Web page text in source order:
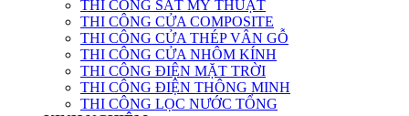
THI CÔNG SẮT MỸ THUẬT
THI CÔNG CỬA COMPOSITE
THI CÔNG CỬA THÉP VÂN GỖ
THI CÔNG CỬA NHÔM KÍNH
THI CÔNG ĐIỆN MẶT TRỜI
THI CÔNG ĐIỆN THÔNG MINH
THI CÔNG LỌC NƯỚC TỔNG